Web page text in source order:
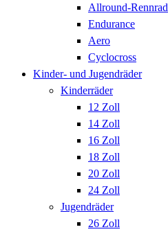
Allround-Rennrad
Endurance
Aero
Cyclocross
Kinder- und Jugendräder
Kinderräder
12 Zoll
14 Zoll
16 Zoll
18 Zoll
20 Zoll
24 Zoll
Jugendräder
26 Zoll